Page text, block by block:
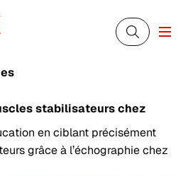
stabilisateurschez
en ciblant précisément
grâce à l’échographie chez